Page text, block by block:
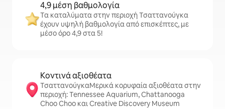
4,9 μέση βαθμολογία
Τα καταλύματα στην περιοχή Τσαττανούγκα
έχουν υψηλή βαθμολογία από επισκέπτες, με
μέσο όρο 4,9 στα 5!
Κοντινά αξιοθέατα
ΤσαττανούγκαΜερικά κορυφαία αξιοθέατα στην
περιοχή: Tennessee Aquarium, Chattanooga
Choo Choo και Creative Discovery Museum